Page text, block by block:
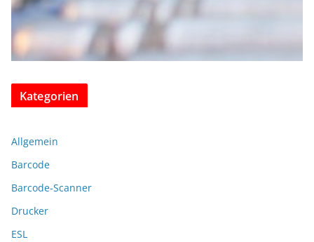
Kategorien
Allgemein
Barcode
Barcode-Scanner
Drucker
ESL